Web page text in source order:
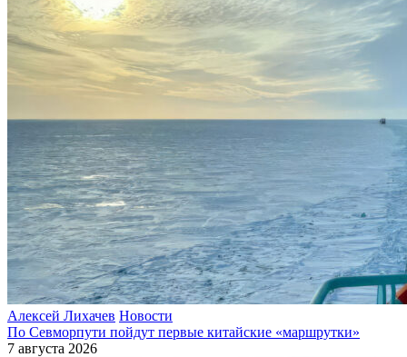
Алексей Лихачев Новости
По Севморпути пойдут первые китайские «маршрутки»
7 августа 2026